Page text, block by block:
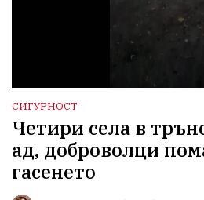
СИГУРНОСТ
Четири села в
ад, доброволци
гасенето